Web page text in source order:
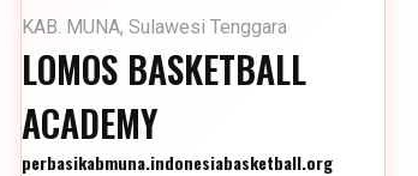
KAB. MUNA, Sulawesi Tenggara
LOMOS BASKETBALL
ACADEMY
perbasikabmuna.indonesiabasketball.org